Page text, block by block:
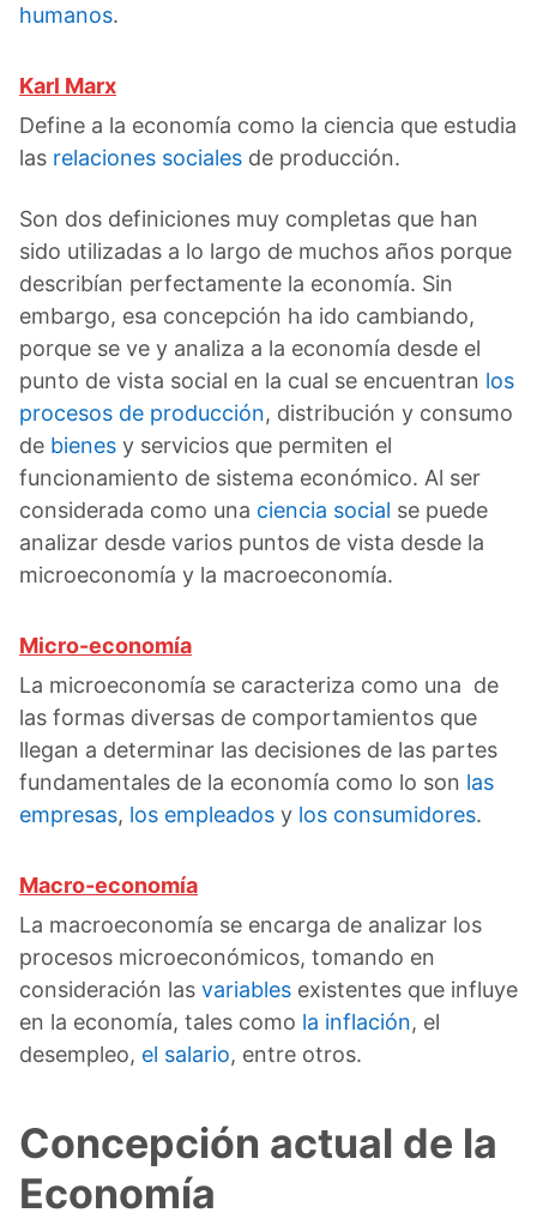
humanos.
Karl Marx
Define a la economía como la ciencia que estudia
las relaciones sociales de producción.
Son dos definiciones muy completas que han
sido utilizadas a lo largo de muchos años porque
describían perfectamente la economía. Sin
embargo, esa concepción ha ido cambiando,
porque se ve y analiza a la economía desde el
punto de vista social en la cual se encuentran los
procesos de producción, distribución y consumo
de bienes y servicios que permiten el
funcionamiento de sistema económico. Al ser
considerada como una ciencia social se puede
analizar desde varios puntos de vista desde la
microeconomía y la macroeconomía.
Micro-economía
La microeconomía se caracteriza como una de
las formas diversas de comportamientos que
llegan a determinar las decisiones de las partes
fundamentales de la economía como lo son las
empresas, los empleados y los consumidores.
Macro-economía
La macroeconomía se encarga de analizar los
procesos microeconómicos, tomando en
consideración las variables existentes que influye
en la economía, tales como la inflación, el
desempleo, el salario, entre otros.
Concepción actual de la
Economía